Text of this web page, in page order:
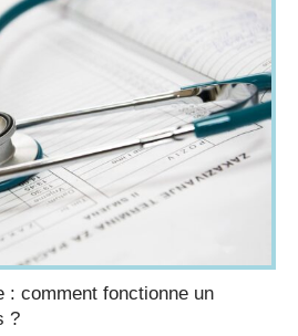
: comment fonctionne un
?